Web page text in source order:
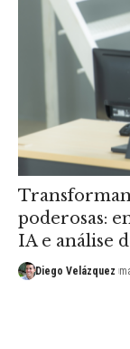
poderosas:
IA e análise
Diego Velázquez